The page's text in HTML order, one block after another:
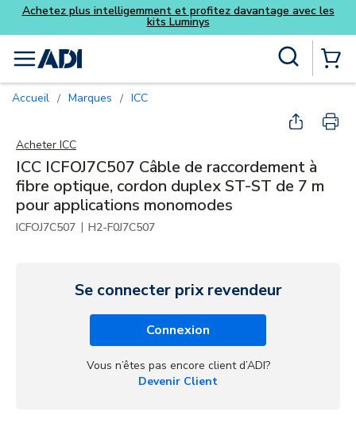
Skip to main content
avec les
menu
Accueil / Marques / ICC
Acheter ICC
ICC ICFOJ7C507 Câble de raccordement à
fibre optique, cordon duplex ST-ST de 7 m
pour applications monomodes
ICFOJ7C507 | H2-F0J7C507
Se connecter prix revendeur
Connexion
Vous n’êtes pas encore client d’ADI?
Devenir Client